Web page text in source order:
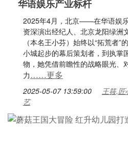
华语娱乐产业标杆
2025年4月，北京——在华语娱
资深演出经纪人、北京龙阳绿洲
（本名王小芬）始终以“拓荒者
小城起步的幕后策划者，到执掌
物，她凭借前瞻性的战略眼光、
力……更多
2025-05-07 13:59:00
王筱,
艺